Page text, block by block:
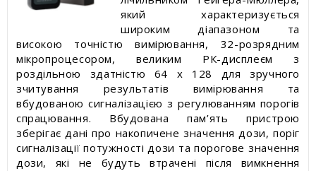
який характеризується
широким діапазоном та
високою точністю вимірювання, 32-розрядним
мікропроцесором, великим РК-дисплеєм з
роздільною здатністю 64 х 128 для зручного
зчитування результатів вимірювання та
вбудованою сигналізацією з регулюванням порогів
спрацювання. Вбудована пам’ять пристрою
зберігає дані про накопичене значення дози, поріг
сигналізації потужності дози та порогове значення
дози, які не будуть втрачені після вимкнення
Статті про товари та послуги
Статті про вимірювальні прилади
Прес-релізи, пост-релізи
Відеоновини